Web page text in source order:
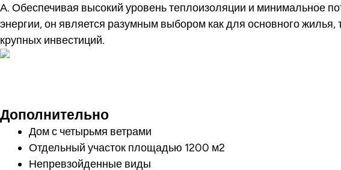
А. Обеспечивая высокий уровень теплоизоляции и минимальное
энергии, он является разумным выбором как для основного жилья,
крупных инвестиций.
Дополнительно
Дом с четырьмя ветрами
Отдельный участок площадью 1200 м2
Непревзойденные виды